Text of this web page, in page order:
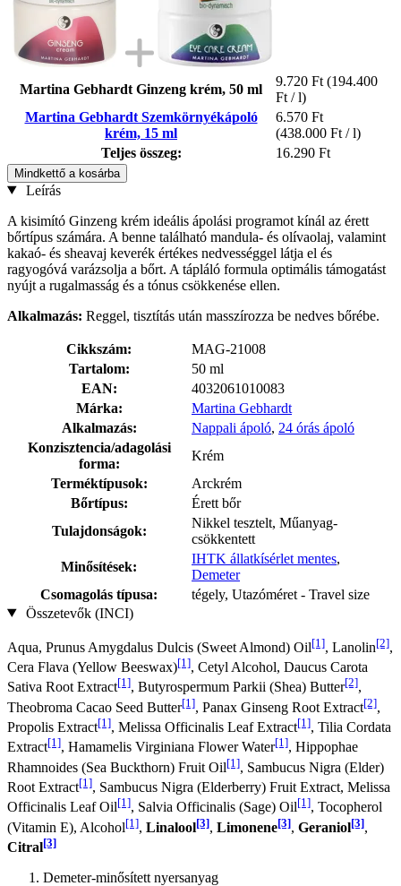
Martina Gebhardt Ginzeng krém, 50 ml
9.720 Ft (194.400
Ft / l)
Martina Gebhardt Szemkörnyékápoló
krém, 15 ml
6.570 Ft
(438.000 Ft / l)
Teljes összeg:
16.290 Ft
Mindkettő a kosárba
Leírás
A kisimító Ginzeng krém ideális ápolási programot kínál az érett
bőrtípus számára. A benne található mandula- és olívaolaj, valamint
kakaó- és sheavaj keverék értékes nedvességgel látja el és
ragyogóvá varázsolja a bőrt. A tápláló formula optimális támogatást
nyújt a rugalmasság és a tónus csökkenése ellen.
Alkalmazás: Reggel, tisztítás után masszírozza be nedves bőrébe.
Cikkszám:
MAG-21008
Tartalom:
50 ml
EAN:
4032061010083
Márka:
Martina Gebhardt
Alkalmazás:
Nappali ápoló, 24 órás ápoló
Konzisztencia/adagolási
forma:
Krém
Terméktípusok:
Arckrém
Bőrtípus:
Érett bőr
Tulajdonságok:
Nikkel tesztelt, Műanyag-
csökkentett
Minősítések:
IHTK állatkísérlet mentes,
Demeter
Csomagolás típusa:
tégely, Utazóméret - Travel size
Összetevők (INCI)
Aqua, Prunus Amygdalus Dulcis (Sweet Almond) Oil[1], Lanolin[2],
Cera Flava (Yellow Beeswax)[1], Cetyl Alcohol, Daucus Carota
Sativa Root Extract[1], Butyrospermum Parkii (Shea) Butter[2],
Theobroma Cacao Seed Butter[1], Panax Ginseng Root Extract[2],
Propolis Extract[1], Melissa Officinalis Leaf Extract[1], Tilia Cordata
Extract[1], Hamamelis Virginiana Flower Water[1], Hippophae
Rhamnoides (Sea Buckthorn) Fruit Oil[1], Sambucus Nigra (Elder)
Root Extract[1], Sambucus Nigra (Elderberry) Fruit Extract, Melissa
Officinalis Leaf Oil[1], Salvia Officinalis (Sage) Oil[1], Tocopherol
(Vitamin E), Alcohol[1], Linalool[3], Limonene[3], Geraniol[3],
Citral[3]
Demeter-minősített nyersanyag